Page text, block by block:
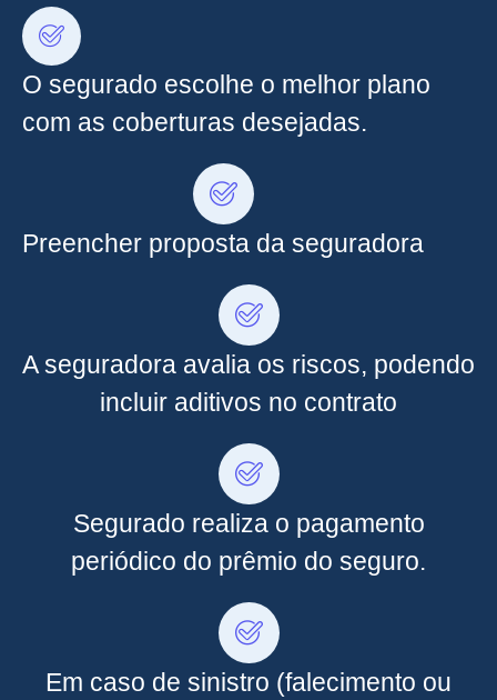
O segurado escolhe o melhor plano
com as coberturas desejadas.
Preencher proposta da seguradora
A seguradora avalia os riscos, podendo
incluir aditivos no contrato
Segurado realiza o pagamento
periódico do prêmio do seguro.
Em caso de sinistro (falecimento ou